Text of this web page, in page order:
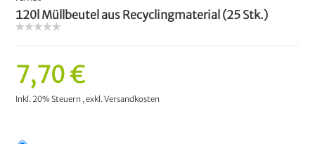
120l Müllbeutel aus Recyclingmaterial (25 Stk.)
7,70 €
Inkl. 20% Steuern ,exkl.Versandkosten